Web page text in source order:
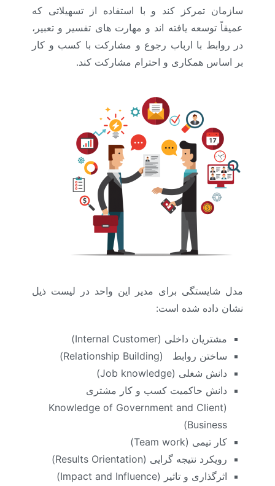
سازمان تمرکز کند و با استفاده از تسهیلاتی که
عمیقاً توسعه یافته اند و مهارت های تفسیر و تعبیر،
در روابط با ارباب رجوع و مشارکت با کسب و کار
بر اساس همکاری و احترام مشارکت کند.
مدل شایستگی برای مدیر این واحد در لیست ذیل
نشان داده شده است:
مشتریان داخلی (Internal Customer
)
ساختن روابط (Relationship Building
)
دانش شغلی (Job knowledge
)
دانش حاکمیت کسب و کار مشتری
(
Knowledge of Government and Client
Business
)
کار تیمی (Team work
)
رویکرد نتیجه گرایی (Results Orientation
)
اثرگذاری و تاثیر (Impact and Influence
)